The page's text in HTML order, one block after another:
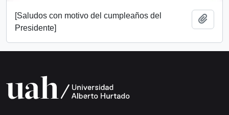
[Saludos con motivo del cumpleaños del
Presidente]